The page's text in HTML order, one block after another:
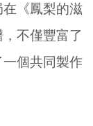
《鳳梨的滋
不僅豐富了
個共同製作